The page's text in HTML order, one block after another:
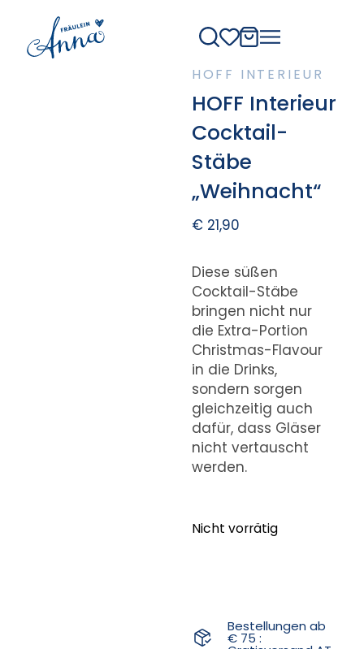
HOFF INTERIEUR
HOFF Interieur
Cocktail-
Stäbe
„Weihnacht“
€21,90
Diese süßen
Cocktail-Stäbe
bringen nicht nur
die Extra-Portion
Christmas-Flavour
in die Drinks,
sondern sorgen
gleichzeitig auch
dafür, dass Gläser
nicht vertauscht
werden.
Nicht vorrätig
Bestellungen ab
€ 75 :